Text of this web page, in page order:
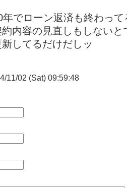
年でローン返済も終わって
内容の見直しもしないと
してるだけだしッ
11/02 (Sat) 09:59:48